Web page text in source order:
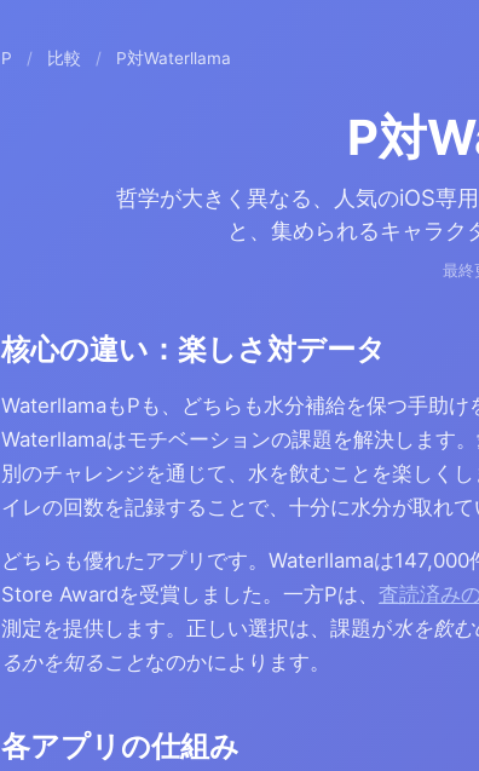
P / 比較 / P対Waterllama
P対
哲学が大きく異なる、人気のiOS専
と、集められるキャラク
最終
核心の違い：楽しさ対データ
WaterllamaもPも、どちらも水分補給を保つ手助け
Waterllamaはモチベーションの課題を解決します
別のチャレンジを通じて、水を飲むことを楽しく
イレの回数を記録することで、十分に水分が取れて
どちらも優れたアプリです。Waterllamaは
Store Awardを受賞しました。一方Pは、 査読済み
測定を提供します。正しい選択は、課題が水を飲
るかを知ることなのかによります。
各アプリの仕組み